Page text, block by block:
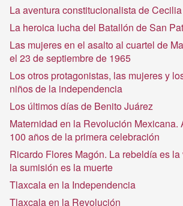
La aventura constitucionalista de
La heroica lucha del Batallón de San
Las mujeres en el asalto al cuartel de
el 23 de septiembre de 1965
Los otros protagonistas, las mujeres y
niños de la independencia
Los últimos días de Benito Juárez
Maternidad en la Revolución Mexicana.
100 años de la primera celebración
Ricardo Flores Magón. La rebeldía es la
la sumisión es la muerte
Tlaxcala en la Independencia
Tlaxcala en la Revolución